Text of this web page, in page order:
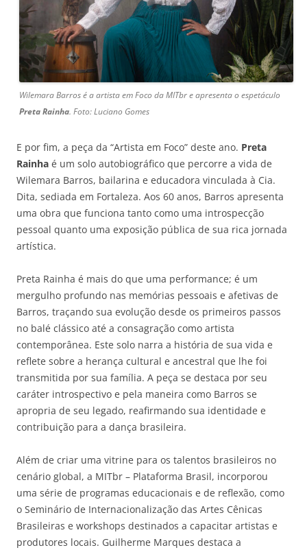
Wilemara Barros é a artista em Foco da MITbr e apresenta o espetáculo
Preta Rainha. Foto: Luciano Gomes
E por fim, a peça da “Artista em Foco” deste ano. Preta
Rainha é um solo autobiográfico que percorre a vida de
Wilemara Barros, bailarina e educadora vinculada à Cia.
Dita, sediada em Fortaleza. Aos 60 anos, Barros apresenta
uma obra que funciona tanto como uma introspecção
pessoal quanto uma exposição pública de sua rica jornada
artística.
Preta Rainha é mais do que uma performance; é um
mergulho profundo nas memórias pessoais e afetivas de
Barros, traçando sua evolução desde os primeiros passos
no balé clássico até a consagração como artista
contemporânea. Este solo narra a história de sua vida e
reflete sobre a herança cultural e ancestral que lhe foi
transmitida por sua família. A peça se destaca por seu
caráter introspectivo e pela maneira como Barros se
apropria de seu legado, reafirmando sua identidade e
contribuição para a dança brasileira.
Além de criar uma vitrine para os talentos brasileiros no
cenário global, a MITbr – Plataforma Brasil, incorporou
uma série de programas educacionais e de reflexão, como
o Seminário de Internacionalização das Artes Cênicas
Brasileiras e workshops destinados a capacitar artistas e
produtores locais. Guilherme Marques destaca a